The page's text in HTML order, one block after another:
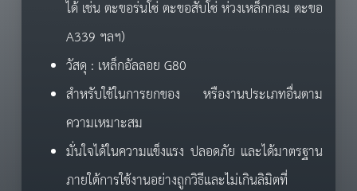
ได้ เช่น ตะขอร่นโซ่ ตะขอสับโซ่ ห่วงเหล็กกลม ตะขอ
A339 ฯลฯ)
วัสดุ : เหล็กอัลลอย G80
สำหรับใช้ในการยกของ หรืองานประเภทอื่นตาม
ความเหมาะสม
มั่นใจได้ในความแข็งแรง ปลอดภัย และได้มาตรฐาน
ภายใต้การใช้งานอย่างถูกวิธีและไม่เกินลิมิตที่